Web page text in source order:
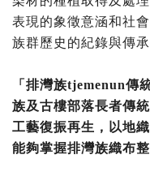
表現的象徵意涵和社
族群歷史的紀錄與傳
「排灣族tjemenun傳
族及古樓部落長者傳
工藝復振再生，以地
能夠掌握排灣族織布